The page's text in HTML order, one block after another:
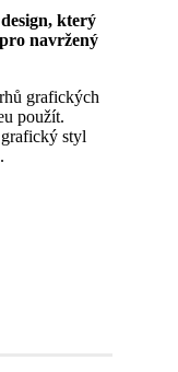
který
navržený
grafických
použít.
styl